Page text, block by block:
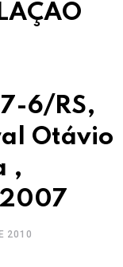
6/RS,
Otávio
,
2010